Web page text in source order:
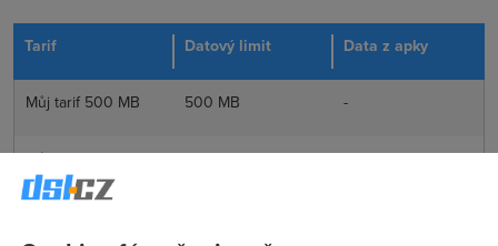
Tarif Datový limit Data z apky
Můj tarif 500 MB 500 MB -
Můj tarif 1 GB 1 GB -